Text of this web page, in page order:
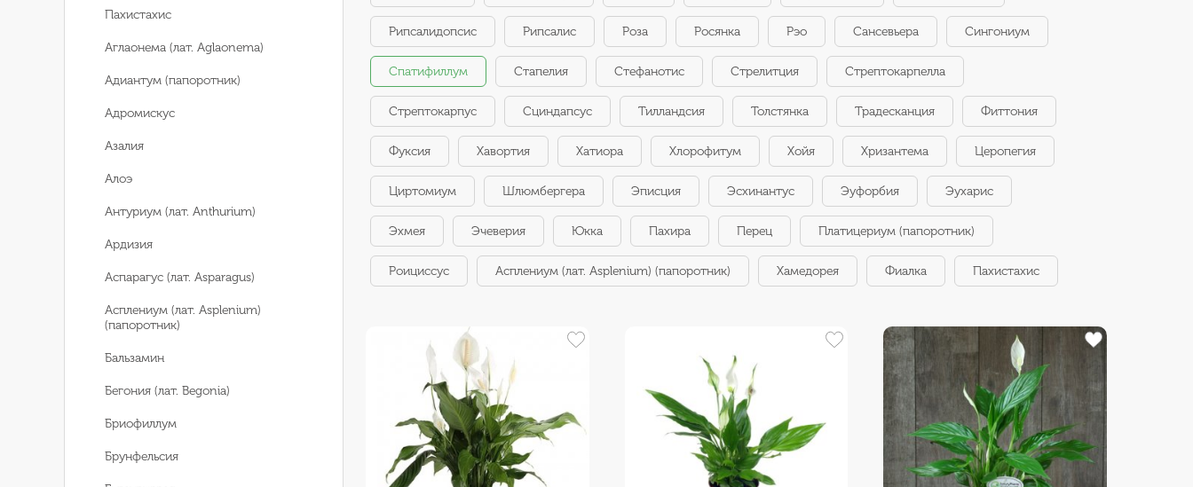
Пахистахис
Аглаонема (лат. Aglaonema)
Адиантум (папоротник)
Адромискус
Азалия
Алоэ
Антуриум (лат. Anthurium)
Ардизия
Аспарагус (лат. Asparagus)
Асплениум (лат. Asplenium)
(папоротник)
Бальзамин
Бегония (лат. Begonia)
Бриофиллум
Брунфельсия
Рипсалидопсис Рипсалис Роза Росянка Рэо Сансевьера Сингониум
Спатифиллум Стапелия Стефанотис Стрелитция Стрептокарпелла
Стрептокарпус Сциндапсус Тилландсия Толстянка Традесканция Фиттония
Фуксия Хавортия Хатиора Хлорофитум Хойя Хризантема Церопегия
Циртомиум Шлюмбергера Эписция Эсхинантус Эуфорбия Эухарис
Эхмея Эчеверия Юкка Пахира Перец Платицериум (папоротник)
Роициссус Асплениум (лат. Asplenium) (папоротник) Хамедорея Фиалка Пахистахис